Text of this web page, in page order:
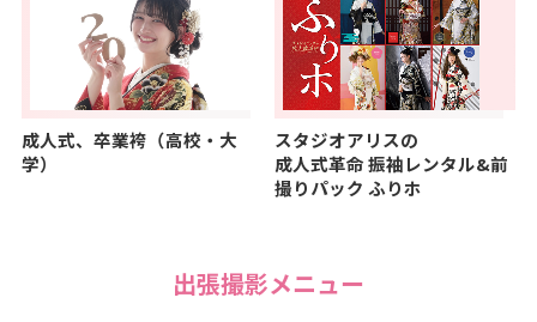
成人式、卒業袴（高校・大
学）
スタジオアリスの
成人式革命振袖レンタル&前
撮りパック ふりホ
出張撮影メニュー